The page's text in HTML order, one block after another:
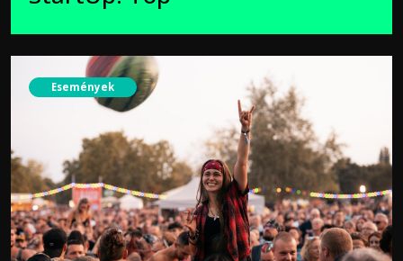
Események